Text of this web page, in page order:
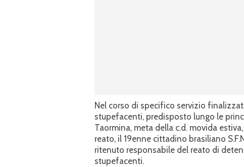
Nel corso di specifico servizio
stupefacenti, predisposto lungo le
Taormina, meta della c.d. movida
reato, il 19enne cittadino brasiliano
ritenuto responsabile del reato di
stupefacenti.